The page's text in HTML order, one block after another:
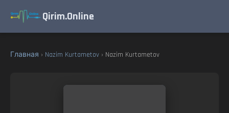
Qirim.Online
Главная › Nazim Kurtametov › Nazim Kurtametov